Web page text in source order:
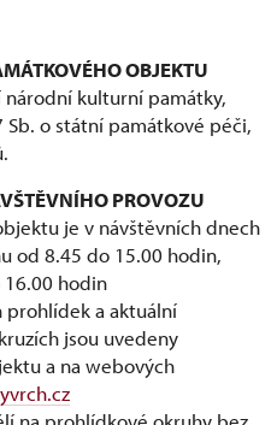
OBJEKTU
kulturní památky,
o státní památkové péči,
PROVOZU
je v návštěvních dnech
od 8.45 do 15.00 hodin,
hodin
a aktuální
jsou uvedeny
a na webových